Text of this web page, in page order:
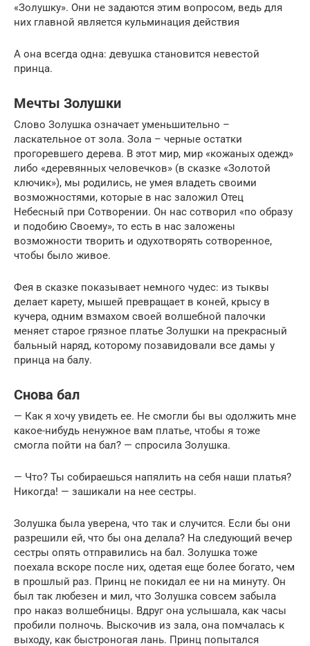
«Золушку». Они не задаются этим вопросом, ведь для
них главной является кульминация действия
А она всегда одна: девушка становится невестой
принца.
Мечты Золушки
Слово Золушка означает уменьшительно –
ласкательное от зола. Зола – черные остатки
прогоревшего дерева. В этот мир, мир «кожаных одежд»
либо «деревянных человечков» (в сказке «Золотой
ключик»), мы родились, не умея владеть своими
возможностями, которые в нас заложил Отец
Небесный при Сотворении. Он нас сотворил «по образу
и подобию Своему», то есть в нас заложены
возможности творить и одухотворять сотворенное,
чтобы было живое.
Фея в сказке показывает немного чудес: из тыквы
делает карету, мышей превращает в коней, крысу в
кучера, одним взмахом своей волшебной палочки
меняет старое грязное платье Золушки на прекрасный
бальный наряд, которому позавидовали все дамы у
принца на балу.
Снова бал
— Как я хочу увидеть ее. Не смогли бы вы одолжить мне
какое-нибудь ненужное вам платье, чтобы я тоже
смогла пойти на бал? — спросила Золушка.
— Что? Ты собираешься напялить на себя наши платья?
Никогда! — зашикали на нее сестры.
Золушка была уверена, что так и случится. Если бы они
разрешили ей, что бы она делала? На следующий вечер
сестры опять отправились на бал. Золушка тоже
поехала вскоре после них, одетая еще более богато, чем
в прошлый раз. Принц не покидал ее ни на минуту. Он
был так любезен и мил, что Золушка совсем забыла
про наказ волшебницы. Вдруг она услышала, как часы
пробили полночь. Выскочив из зала, она помчалась к
выходу, как быстроногая лань. Принц попытался